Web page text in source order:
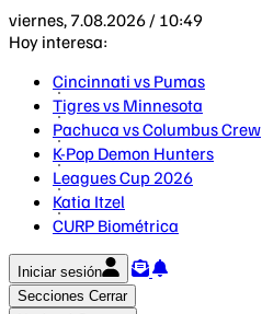
viernes, 7.08.2026 / 10:49
Hoy interesa:
Cincinnati vs Pumas
Tigres vs Minnesota
Pachuca vs Columbus Crew
K-Pop Demon Hunters
Leagues Cup 2026
Katia Itzel
CURP Biométrica
Iniciar sesión
Secciones Cerrar